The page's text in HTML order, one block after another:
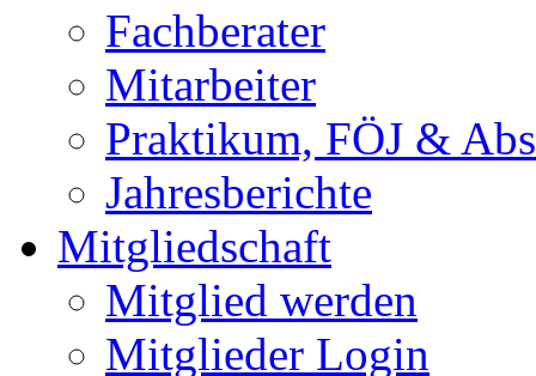
Fachberater
Mitarbeiter
Praktikum, FÖJ &
Jahresberichte
Mitgliedschaft
Mitglied werden
Mitglieder Login